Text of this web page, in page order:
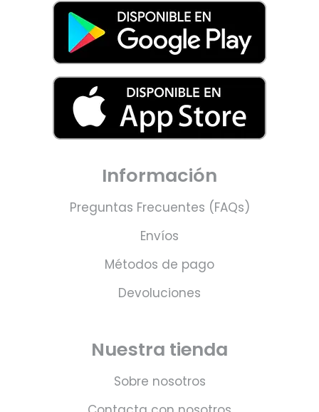
Información
Preguntas Frecuentes (FAQs)
Envíos
Métodos de pago
Devoluciones
Nuestra tienda
Sobre nosotros